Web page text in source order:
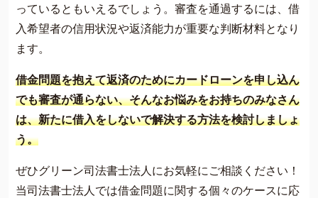
っているともいえるでしょう。審査を通過するには、借
入希望者の信用状況や返済能力が重要な判断材料となり
ます。
借金問題を抱えて返済のためにカードローンを申し込ん
でも審査が通らない、そんなお悩みをお持ちのみなさん
は、新たに借入をしないで解決する方法を検討しましょ
う。
ぜひグリーン司法書士法人にお気軽にご相談ください！
当司法書士法人では借金問題に関する個々のケースに応